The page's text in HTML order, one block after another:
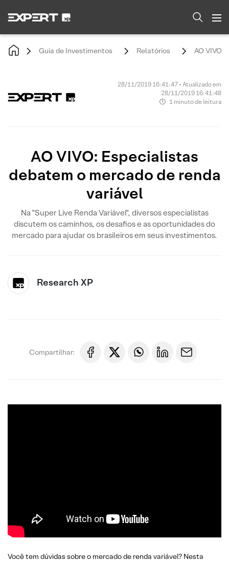
Guia de Investimentos Relatórios AO VIVO:
28/11/2019 16:41:47 • Atualizado em
28/11/2019 16:41:48
1 minuto de leitura
AO VIVO: Especialistas
debatem o mercado de renda
variável
Na "Super Live Renda Variável", diversos especialistas
discutem os caminhos, os desafios e as oportunidades do
mercado para ajudar os brasileiros em seus investimentos.
Research XP
Compartilhar:
Você tem dúvidas sobre o mercado de renda variável? Nesta